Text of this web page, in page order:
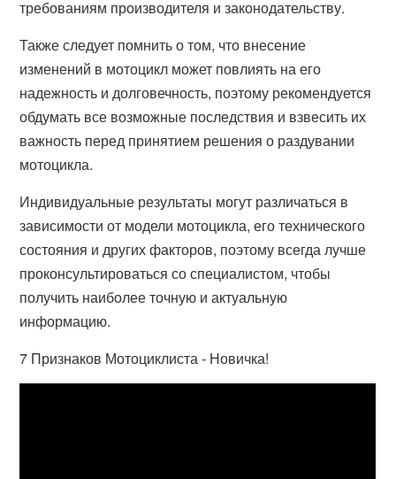
требованиям производителя и законодательству.
Также следует помнить о том, что внесение
изменений в мотоцикл может повлиять на его
надежность и долговечность, поэтому рекомендуется
обдумать все возможные последствия и взвесить их
важность перед принятием решения о раздувании
мотоцикла.
Индивидуальные результаты могут различаться в
зависимости от модели мотоцикла, его технического
состояния и других факторов, поэтому всегда лучше
проконсультироваться со специалистом, чтобы
получить наиболее точную и актуальную
информацию.
7 Признаков Мотоциклиста - Новичка!